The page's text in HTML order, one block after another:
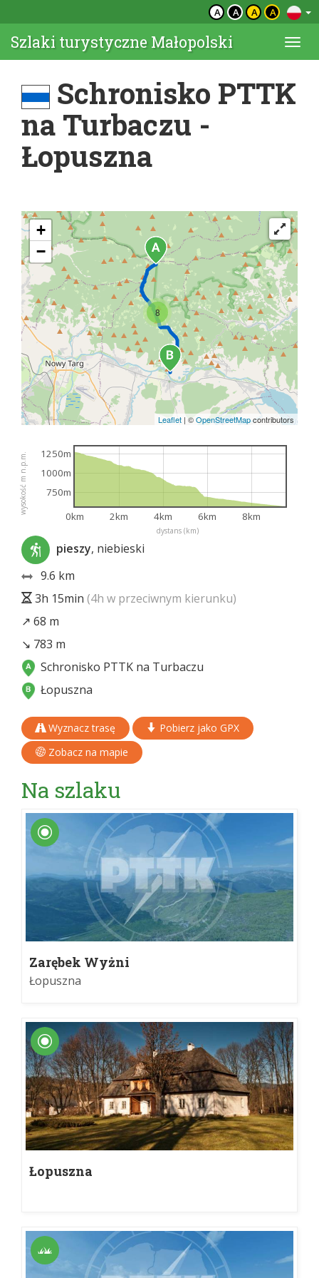
A A A A
Szlaki turystyczne Małopolski
Schronisko PTTK
na Turbaczu -
Łopuszna
8
+
−
Leaflet | ©OpenStreetMapcontributors
dystans (km)
wysokość m n.p.m.
0km 2km 4km 6km 8km
750m
1000m
1250m
pieszy, niebieski
9.6 km
3h 15min (4h w przeciwnym kierunku)
↗ 68 m
↘ 783 m
Schronisko PTTK na Turbaczu
Łopuszna
Wyznacz trasę
Pobierz jako GPX
Zobacz na mapie
Na szlaku
Zarębek Wyżni
Łopuszna
Łopuszna